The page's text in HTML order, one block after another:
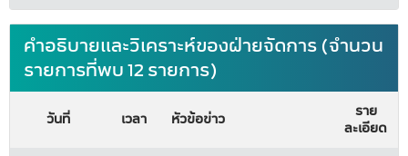
คำอธิบายและวิเคราะห์ของฝ่ายจัดการ (จำนวน
รายการที่พบ 12 รายการ)
วันที่ เวลา หัวข้อข่าว
ราย
ละเอียด